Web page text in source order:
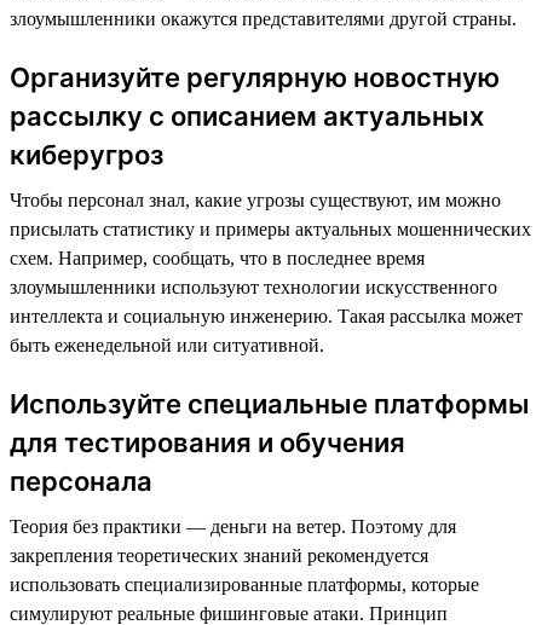
злоумышленники окажутся представителями другой страны.
Организуйте регулярную новостную
рассылку с описанием актуальных
киберугроз
Чтобы персонал знал, какие угрозы существуют, им можно
присылать статистику и примеры актуальных мошеннических
схем. Например, сообщать, что в последнее время
злоумышленники используют технологии искусственного
интеллекта и социальную инженерию. Такая рассылка может
быть еженедельной или ситуативной.
Используйте специальные платформы
для тестирования и обучения
персонала
Теория без практики — деньги на ветер. Поэтому для
закрепления теоретических знаний рекомендуется
использовать специализированные платформы, которые
симулируют реальные фишинговые атаки. Принцип